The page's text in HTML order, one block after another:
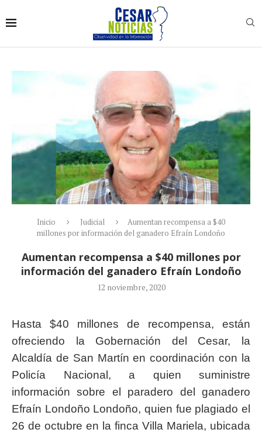
Inicio Judicial
Aumentan recompensa a $40
millones por información del ganadero Efraín Londoño
Aumentan recompensa a $40 millones por
información del ganadero Efraín Londoño
12 noviembre, 2020
Hasta $40 millones de recompensa, están
ofreciendo la Gobernación del Cesar, la
Alcaldía de San Martín en coordinación con la
Policía Nacional, a quien suministre
información sobre el paradero del ganadero
Efraín Londoño Londoño, quien fue plagiado el
26 de octubre en la finca Villa Mariela, ubicada